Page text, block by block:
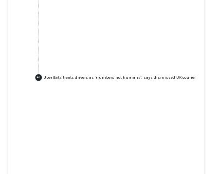
+1 Uber Eats treats drivers as ‘numbers not humans’, says dismissed UK courier